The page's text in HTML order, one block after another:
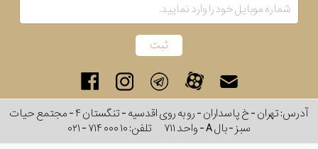
رفته
جنس
بکاررفته
آدرس: تهران - خ پاسداران - رو به روی اقدسیه - تنگستان ۴ - مجتمع حیات
سبز - بال A - واحد ۷۱۱
تلفن:۰۲۱ - ۷۱۴ ۰۰۰ ۱۰